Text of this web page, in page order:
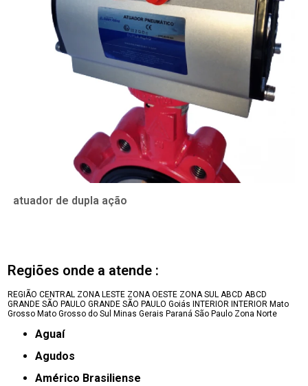
atuador de dupla ação
Regiões onde a atende :
REGIÃO CENTRAL ZONA LESTE ZONA OESTE ZONA SUL ABCD ABCD
GRANDE SÃO PAULO GRANDE SÃO PAULO Goiás INTERIOR INTERIOR Mato
Grosso Mato Grosso do Sul Minas Gerais Paraná São Paulo Zona Norte
Aguaí
Agudos
Américo Brasiliense